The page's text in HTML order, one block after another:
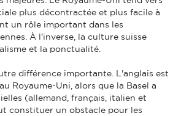
plus décontractée et plus facile à
un rôle important dans les
À l'inverse, la culture suisse
et la ponctualité.
différence importante. L'anglais est
Royaume-Uni, alors que la Basel a
(allemand, français, italien et
constituer un obstacle pour les